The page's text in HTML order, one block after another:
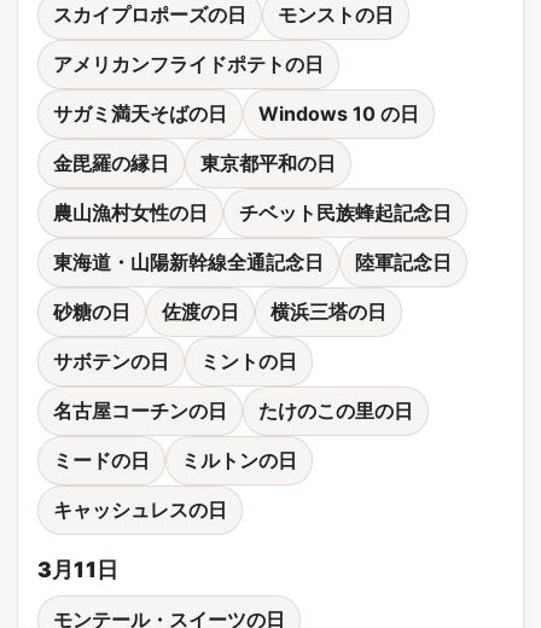
スカイプロポーズの日 モンストの日
アメリカンフライドポテトの日
サガミ満天そばの日 Windows 10 の日
金毘羅の縁日 東京都平和の日
農山漁村女性の日 チベット民族蜂起記念日
東海道・山陽新幹線全通記念日 陸軍記念日
砂糖の日 佐渡の日 横浜三塔の日
サボテンの日 ミントの日
名古屋コーチンの日 たけのこの里の日
ミードの日 ミルトンの日
キャッシュレスの日
3月11日
モンテール・スイーツの日